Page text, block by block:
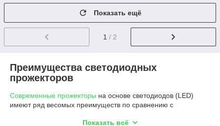
Показать ещё
1 / 2
Преимущества светодиодных
прожекторов
Современные прожекторы на основе светодиодов (LED)
имеют ряд весомых преимуществ по сравнению с
Показать всё